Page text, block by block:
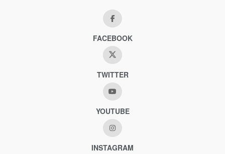
FACEBOOK
TWITTER
YOUTUBE
INSTAGRAM